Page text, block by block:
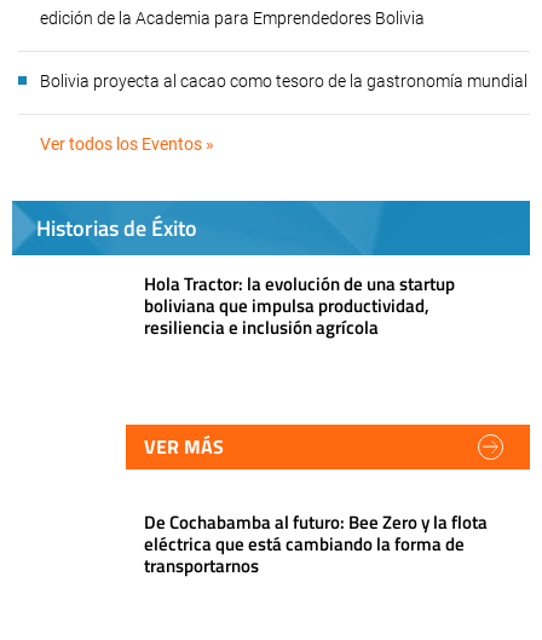
edición de la Academia para Emprendedores Bolivia
Bolivia proyecta al cacao como tesoro de la gastronomía mundial
Ver todos los Eventos »
Historias de Éxito
Hola Tractor: la evolución de una startup
boliviana que impulsa productividad,
resiliencia e inclusión agrícola
VER MÁS
De Cochabamba al futuro: Bee Zero y la flota
eléctrica que está cambiando la forma de
transportarnos